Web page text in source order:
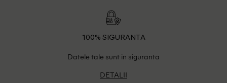
100% SIGURANTA
Datele tale sunt in siguranta
DETALII